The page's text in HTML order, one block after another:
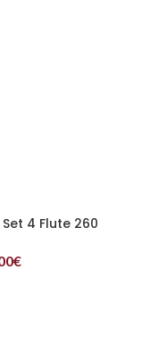
Set 4 Flute 260
€